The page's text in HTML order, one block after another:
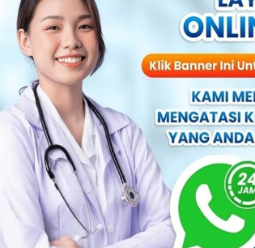
komplikasi serius
justru berisiko kambuh dengan gejala
fungsi ginjal.
infeksi saluran kemih (ISK)
Infeksi